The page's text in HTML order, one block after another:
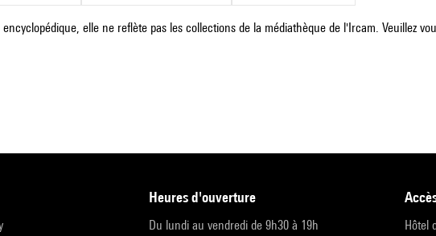
elle ne reflète pas les collections de la médiathèque de l'Ircam. Veuillez
heures d'ouverture
Du lundi au vendredi de 9h30 à 19h
Hôtel